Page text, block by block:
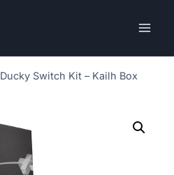
Ducky Switch Kit – Kailh Box